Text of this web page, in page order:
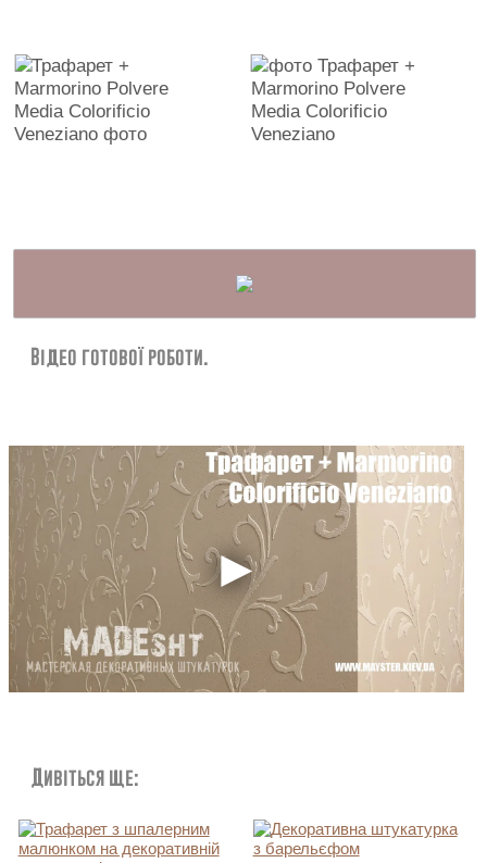
Відео готової роботи.
Дивіться ще: